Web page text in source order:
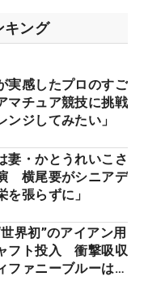
キング
実感したプロのすご
チュア競技に挑戦
ンジしてみたい」
妻・かとうれいこさ
横尾要がシニアデ
を張らずに」
界初”のアイアン用
フト投入 衝撃吸収
ファニーブルーは